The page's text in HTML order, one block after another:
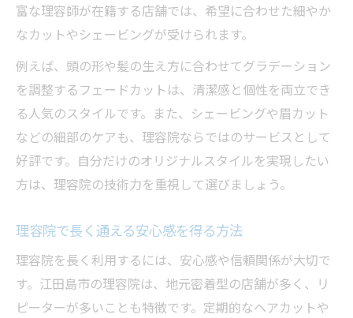
富な理容師が在籍する店舗では、希望に合わせた細やか
なカットやシェービングが受けられます。
例えば、頭の形や髪の生え方に合わせてグラデーション
を調整するフェードカットは、清潔感と個性を両立でき
る人気のスタイルです。また、シェービングや眉カット
などの細部のケアも、理容院ならではのサービスとして
好評です。自分だけのオリジナルスタイルを実現したい
方は、理容院の技術力を重視して選びましょう。
理容院で長く通える安心感を得る方法
理容院を長く利用するには、安心感や信頼関係が大切で
す。江田島市の理容院は、地元密着型の店舗が多く、リ
ピーターが多いことも特徴です。定期的なヘアカットや